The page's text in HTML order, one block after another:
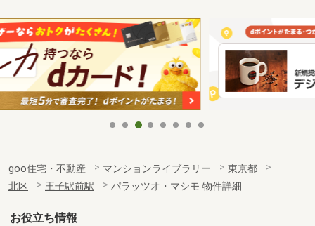
goo住宅・不動産 マンションライブラリー
東京都
北区
王子駅前駅 パラッツオ・マシモ 物件詳細
お役立ち情報